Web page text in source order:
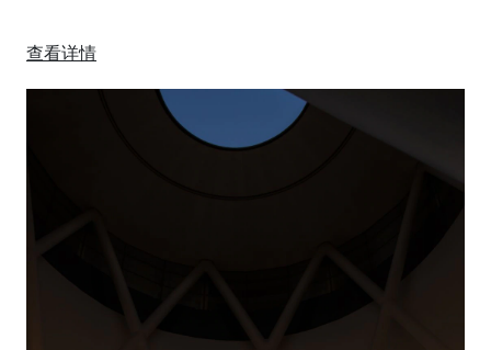
查看详情